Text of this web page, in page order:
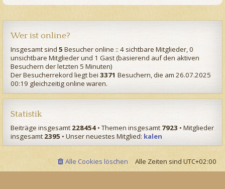
Wer ist online?
Insgesamt sind 5 Besucher online :: 4 sichtbare Mitglieder, 0
unsichtbare Mitglieder und 1 Gast (basierend auf den aktiven
Besuchern der letzten 5 Minuten)
Der Besucherrekord liegt bei 3371 Besuchern, die am 26.07.2025
00:19 gleichzeitig online waren.
Statistik
Beiträge insgesamt 228454 • Themen insgesamt 7923 • Mitglieder
insgesamt 2395 • Unser neuestes Mitglied: kalen
Alle Zeiten sind UTC+02:00
Alle Cookies löschen